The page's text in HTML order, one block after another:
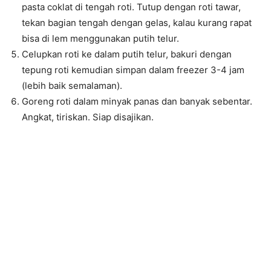
pasta coklat di tengah roti. Tutup dengan roti tawar,
tekan bagian tengah dengan gelas, kalau kurang rapat
bisa di lem menggunakan putih telur.
Celupkan roti ke dalam putih telur, bakuri dengan
tepung roti kemudian simpan dalam freezer 3-4 jam
(lebih baik semalaman).
Goreng roti dalam minyak panas dan banyak sebentar.
Angkat, tiriskan. Siap disajikan.